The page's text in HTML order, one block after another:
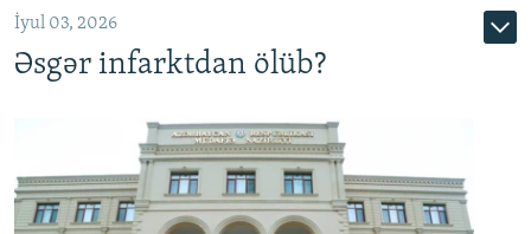
İyul 03, 2026
Əsgər infarktdan ölüb?